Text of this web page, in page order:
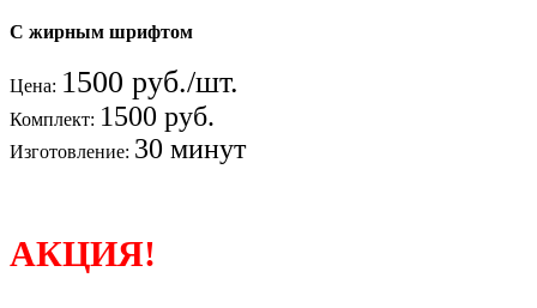
С жирным шрифтом
Цена: 1500 руб./шт.
Комплект: 1500 руб.
Изготовление: 30 минут
АКЦИЯ!